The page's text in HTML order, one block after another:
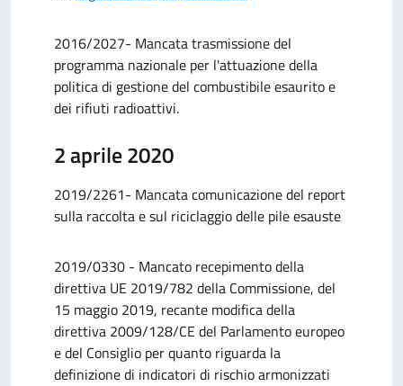
2016/2027- Mancata trasmissione del
programma nazionale per l'attuazione della
politica di gestione del combustibile esaurito e
dei rifiuti radioattivi.
2 aprile 2020
2019/2261- Mancata comunicazione del report
sulla raccolta e sul riciclaggio delle pile esauste
2019/0330 - Mancato recepimento della
direttiva UE 2019/782 della Commissione, del
15 maggio 2019, recante modifica della
direttiva 2009/128/CE del Parlamento europeo
e del Consiglio per quanto riguarda la
definizione di indicatori di rischio armonizzati